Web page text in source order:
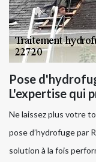
Pose
L'expertise qui
Ne laissez plus votre
pose d’hydrofuge par
solution à la fois